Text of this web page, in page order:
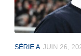
SÉRIE A JUIN 26,